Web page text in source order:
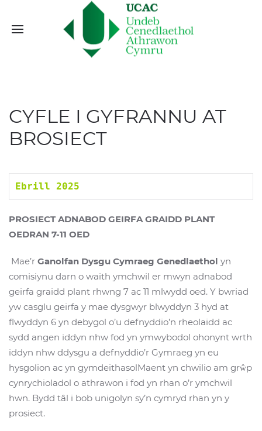
CYFLE I GYFRANNU AT
BROSIECT
Ebrill 2025
PROSIECT ADNABOD GEIRFA GRAIDD PLANT
OEDRAN 7-11 OED
Mae’r Ganolfan Dysgu Cymraeg Genedlaethol yn
comisiynu darn o waith ymchwil er mwyn adnabod
geirfa graidd plant rhwng 7 ac 11 mlwydd oed. Y bwriad
yw casglu geirfa y mae dysgwyr blwyddyn 3 hyd at
flwyddyn 6 yn debygol o’u defnyddio’n rheolaidd ac
sydd angen iddyn nhw fod yn ymwybodol ohonynt wrth
iddyn nhw ddysgu a defnyddio’r Gymraeg yn eu
hysgolion ac yn gymdeithasolMaent yn chwilio am grŵp
cynrychioladol o athrawon i fod yn rhan o’r ymchwil
hwn. Bydd tâl i bob unigolyn sy’n cymryd rhan yn y
prosiect.